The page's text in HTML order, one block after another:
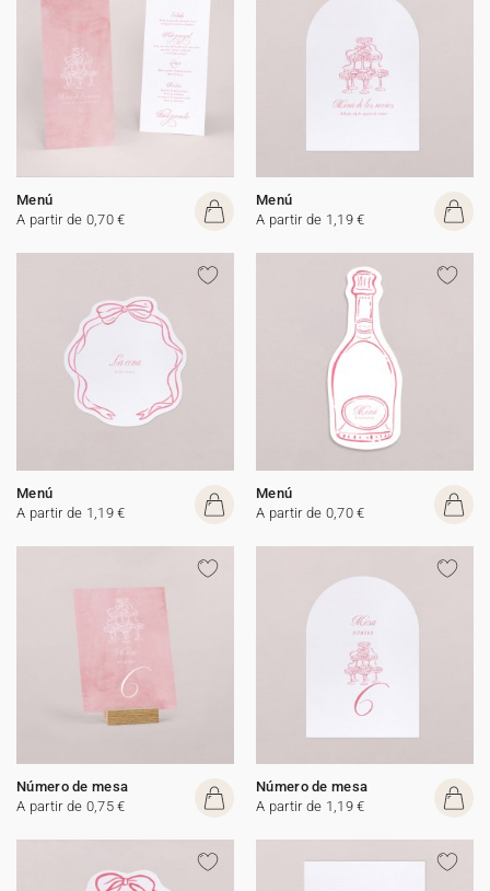
Menú
A partir de 0,70 €
Menú
A partir de 1,19 €
Menú
A partir de 1,19 €
Menú
A partir de 0,70 €
Número de mesa
A partir de 0,75 €
Número de mesa
A partir de 1,19 €